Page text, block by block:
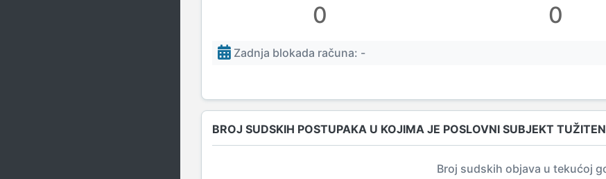
0 0
Zadnja blokada računa: -
BROJ SUDSKIH POSTUPAKA U KOJIMA JE POSLOVNI SUBJEKT
Broj sudskih objava u tekućoj